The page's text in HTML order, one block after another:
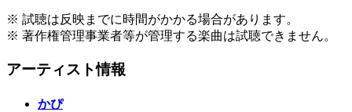
※ 試聴は反映までに時間がかかる場合があります。
※ 著作権管理事業者等が管理する楽曲は試聴できません。
アーティスト情報
かぴ